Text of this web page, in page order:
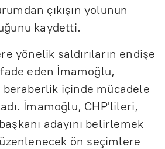
çıkışın yolunun
kaydetti.
yönelik saldırıların endişe
eden İmamoğlu,
içinde mücadele
İmamoğlu, CHP'lileri,
adayını belirlemek
ön seçimlere